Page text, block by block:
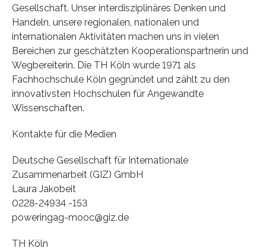
Gesellschaft. Unser interdisziplinäres Denken und
Handeln, unsere regionalen, nationalen und
internationalen Aktivitäten machen uns in vielen
Bereichen zur geschätzten Kooperationspartnerin und
Wegbereiterin. Die TH Köln wurde 1971 als
Fachhochschule Köln gegründet und zählt zu den
innovativsten Hochschulen für Angewandte
Wissenschaften.
Kontakte für die Medien
Deutsche Gesellschaft für Internationale
Zusammenarbeit (GIZ) GmbH
Laura Jakobeit
0228-24934 -153
poweringag-mooc@giz.de
TH Köln